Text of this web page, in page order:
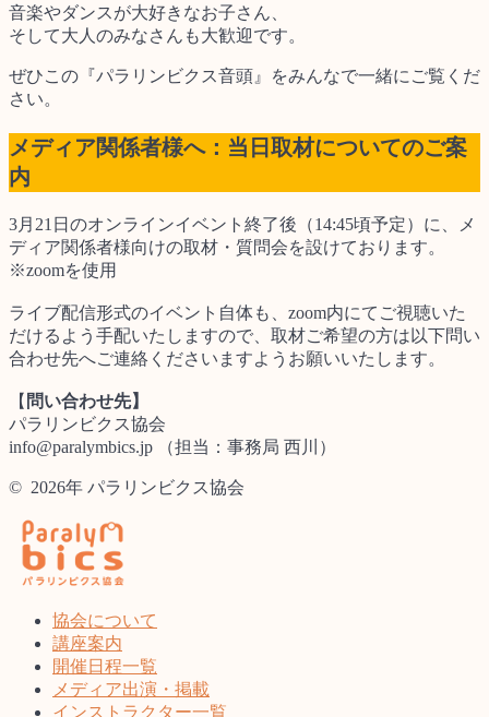
音楽やダンスが大好きなお子さん、
そして大人のみなさんも大歓迎です。
ぜひこの『パラリンビクス音頭』をみんなで一緒にご覧くだ
さい。
メディア関係者様へ：当日取材についてのご案
内
3月21日のオンラインイベント終了後（14:45頃予定）に、メ
ディア関係者様向けの取材・質問会を設けております。
※zoomを使用
ライブ配信形式のイベント自体も、zoom内にてご視聴いた
だけるよう手配いたしますので、取材ご希望の方は以下問い
合わせ先へご連絡くださいますようお願いいたします。
【 問い合わせ先】
パラリンビクス協会
info@paralymbics.jp （担当：事務局 西川）
© 2026年 パラリンビクス協会
協会について
講座案内
開催日程一覧
メディア出演・掲載
インストラクター一覧